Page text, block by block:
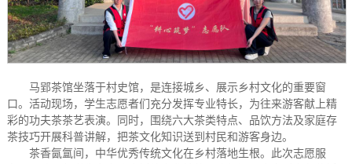
马郢茶馆坐落于村史馆，是连接城乡、展示乡村文化的重要窗
口。活动现场，学生志愿者们充分发挥专业特长，为往来游客献上精
彩的功夫茶茶艺表演。同时，围绕六大茶类特点、品饮方法及家庭存
茶技巧开展科普讲解，把茶文化知识送到村民和游客身边。
茶香氤氲间，中华优秀传统文化在乡村落地生根。此次志愿服